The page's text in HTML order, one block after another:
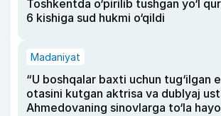
Toshkentda o‘pirilib tushgan yo‘l
6 kishiga sud hukmi o‘qildi
Madaniyat
“U boshqalar baxti uchun tug‘ilgan
otasini kutgan aktrisa va dublyaj
Ahmedovaning sinovlarga to‘la